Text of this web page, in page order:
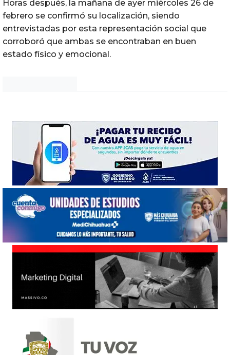
Horas después, la mañana de ayer miércoles 26 de
febrero se confirmó su localización, siendo
entrevistadas por esta representación social que
corroboró que ambas se encontraban en buen
estado físico y emocional.